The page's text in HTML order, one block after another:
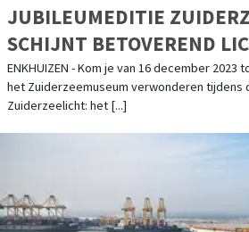
JUBILEUMEDITIE
SCHIJNT BETOVEREND
VOLENDAM
ENKHUIZEN - Kom je van 16 december 2023
het Zuiderzeemuseum verwonderen tijdens
Zuiderzeelicht: het [...]